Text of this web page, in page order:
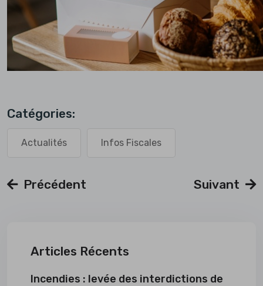
Catégories:
Actualités Infos Fiscales
Précédent Suivant
Articles Récents
Incendies : levée des interdictions de